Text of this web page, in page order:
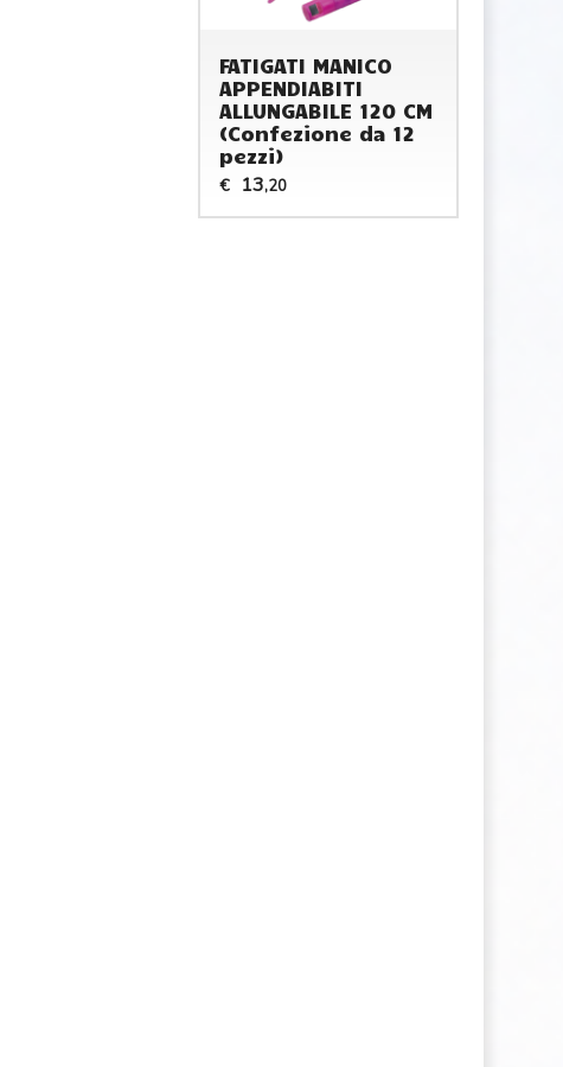
FATIGATI MANICO
APPENDIABITI
ALLUNGABILE 120 CM
(Confezione da 12
pezzi)
€ 13,20